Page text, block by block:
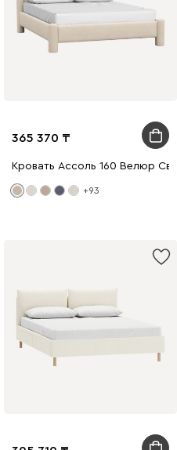
365 370
Кровать Ассоль 160 Велюр
+93